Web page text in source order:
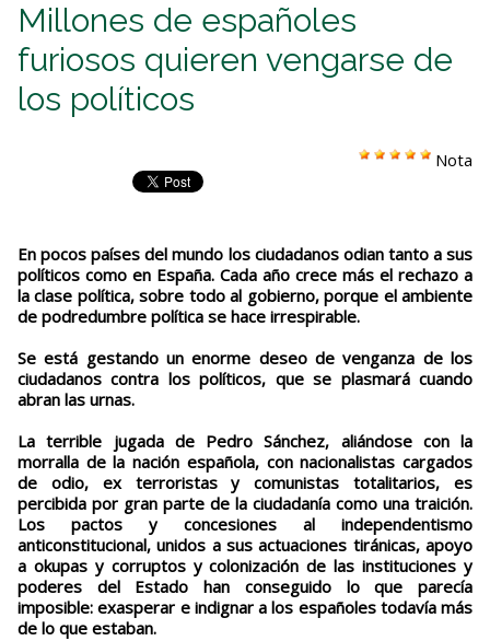
Millones de españoles
furiosos quieren vengarse de
los políticos
Nota
En pocos países del mundo los ciudadanos odian tanto a sus
políticos como en España. Cada año crece más el rechazo a
la clase política, sobre todo al gobierno, porque el ambiente
de podredumbre política se hace irrespirable.
Se está gestando un enorme deseo de venganza de los
ciudadanos contra los políticos, que se plasmará cuando
abran las urnas.
La terrible jugada de Pedro Sánchez, aliándose con la
morralla de la nación española, con nacionalistas cargados
de odio, ex terroristas y comunistas totalitarios, es
percibida por gran parte de la ciudadanía como una traición.
Los pactos y concesiones al independentismo
anticonstitucional, unidos a sus actuaciones tiránicas, apoyo
a okupas y corruptos y colonización de las instituciones y
poderes del Estado han conseguido lo que parecía
imposible: exasperar e indignar a los españoles todavía más
de lo que estaban.